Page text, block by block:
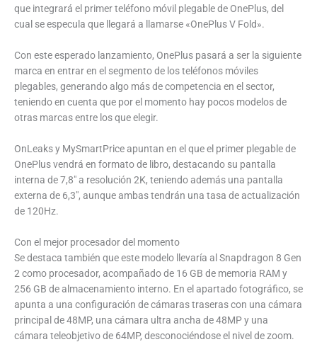
que integrará el primer teléfono móvil plegable de OnePlus, del
cual se especula que llegará a llamarse «OnePlus V Fold».
Con este esperado lanzamiento, OnePlus pasará a ser la siguiente
marca en entrar en el segmento de los teléfonos móviles
plegables, generando algo más de competencia en el sector,
teniendo en cuenta que por el momento hay pocos modelos de
otras marcas entre los que elegir.
OnLeaks y MySmartPrice apuntan en el que el primer plegable de
OnePlus vendrá en formato de libro, destacando su pantalla
interna de 7,8″ a resolución 2K, teniendo además una pantalla
externa de 6,3″, aunque ambas tendrán una tasa de actualización
de 120Hz.
Con el mejor procesador del momento
Se destaca también que este modelo llevaría al Snapdragon 8 Gen
2 como procesador, acompañado de 16 GB de memoria RAM y
256 GB de almacenamiento interno. En el apartado fotográfico, se
apunta a una configuración de cámaras traseras con una cámara
principal de 48MP, una cámara ultra ancha de 48MP y una
cámara teleobjetivo de 64MP, desconociéndose el nivel de zoom.